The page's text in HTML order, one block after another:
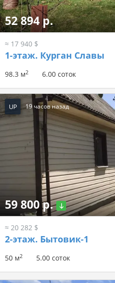
52 894 р.
≈ 17 940 $
1-этаж. Курган Славы
98.3 м2 6.00 соток
UP 19 часов назад
59 800 р.
≈ 20 282 $
2-этаж. Бытовик-1
50 м2 5.00 соток